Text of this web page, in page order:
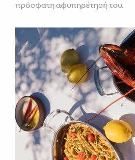
πρόσφατη αφυπηρέτησή του.